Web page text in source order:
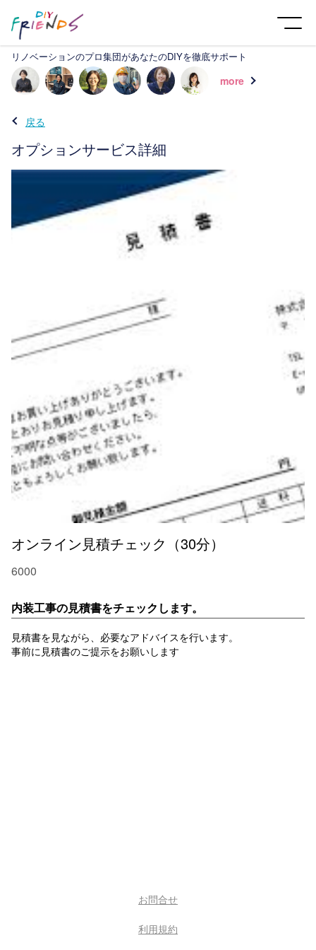
リノベーションのプロ集団があなたのDIYを徹底サポート
more
戻る
オプションサービス詳細
オンライン見積チェック（30分）
6000
内装工事の見積書をチェックします。
見積書を見ながら、必要なアドバイスを行います。
事前に見積書のご提示をお願いします
お問合せ
利用規約